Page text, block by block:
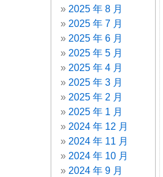
2025 年 8 月
2025 年 7 月
2025 年 6 月
2025 年 5 月
2025 年 4 月
2025 年 3 月
2025 年 2 月
2025 年 1 月
2024 年 12 月
2024 年 11 月
2024 年 10 月
2024 年 9 月